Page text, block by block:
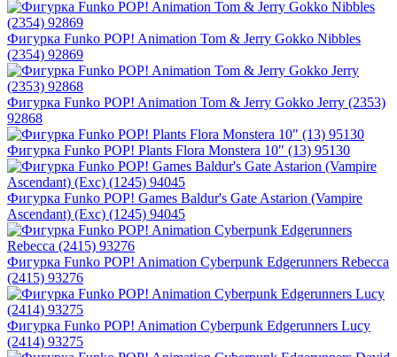
Фигурка Funko POP! Animation Tom & Jerry Gokko Nibbles
(2354) 92869
Фигурка Funko POP! Animation Tom & Jerry Gokko Jerry (2353)
92868
Фигурка Funko POP! Plants Flora Monstera 10" (13) 95130
Фигурка Funko POP! Games Baldur's Gate Astarion (Vampire
Ascendant) (Exc) (1245) 94045
Фигурка Funko POP! Animation Cyberpunk Edgerunners Rebecca
(2415) 93276
Фигурка Funko POP! Animation Cyberpunk Edgerunners Lucy
(2414) 93275